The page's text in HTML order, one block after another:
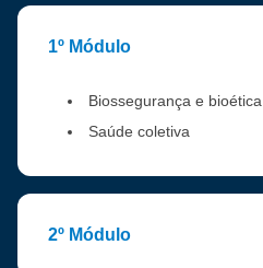
1º Módulo
Biossegurança e bioética
Saúde coletiva
2º Módulo